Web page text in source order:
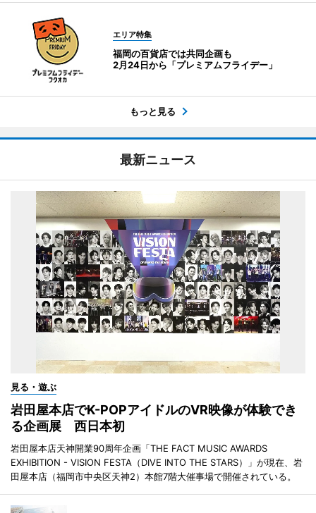
エリア特集
福岡の百貨店では共同企画も
2月24日から「プレミアムフライデー」
もっと見る
最新ニュース
見る・遊ぶ
岩田屋本店でK-POPアイドルのVR映像が体験でき
る企画展 西日本初
岩田屋本店天神開業90周年企画「THE FACT MUSIC AWARDS
EXHIBITION - VISION FESTA（DIVE INTO THE STARS）」が現在、岩
田屋本店（福岡市中央区天神2）本館7階大催事場で開催されている。